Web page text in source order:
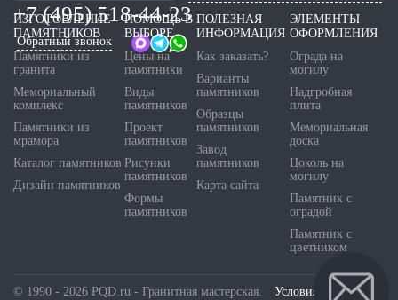
+7 (495) 518-44-23
Обратный звонок
ИЗГОТОВЛЕНИЕ
ПАМЯТНИКОВ
Памятники из
гранита
Мемориальный
комплекс
Памятники из
мрамора
Каталог памятников
Дизайн памятников
ПОМОЩЬ В
ВЫБОРЕ
Цены на
памятники
Виды
памятников
Проект
памятников
Рисунки
памятников
Формы
памятников
ПОЛЕЗНАЯ
ИНФОРМАЦИЯ
Как заказать?
Варианты
памятников
Образцы
памятников
Завод
памятников
Карта сайта
ЭЛЕМЕНТЫ
ОФОРМЛЕНИЯ
Ограда на
могилу
Надгробная
плита
Мемориальная
доска
Цоколь на
могилу
Памятник с
оградой
Памятник с
цветником
© 1990 - 2026 PQD.ru - Гранитная мастерская. Условия